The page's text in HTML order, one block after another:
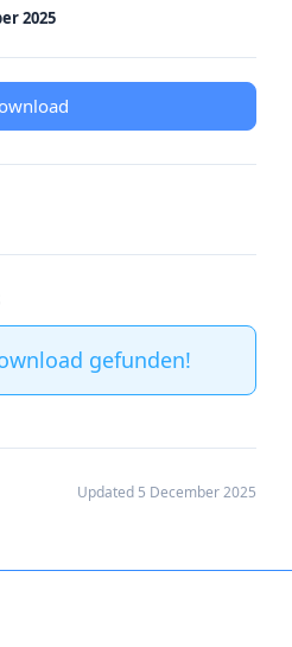
2025
gefunden!
Updated 5 December 2025